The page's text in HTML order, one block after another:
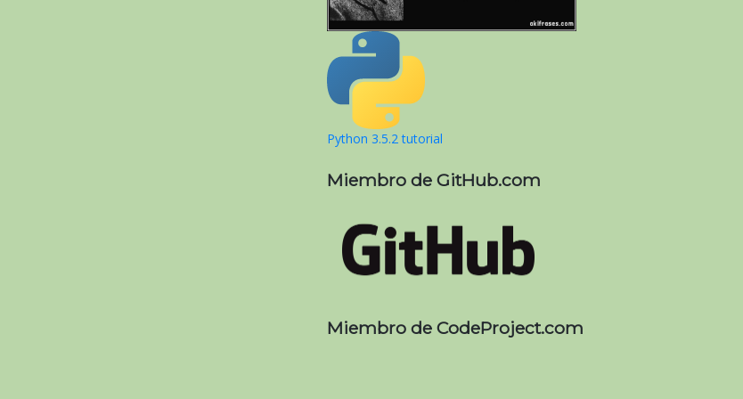
Python 3.5.2 tutorial
Miembro de GitHub.com
Miembro de CodeProject.com